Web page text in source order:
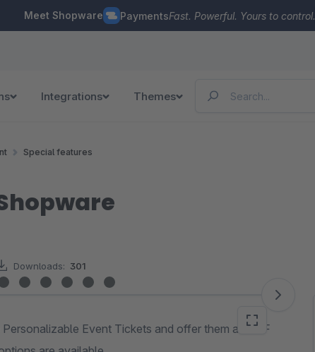
Meet Shopware PaymentsFast. Powerful. Yours to control.
Integrations Themes
Special features
Downloads: 301
Event Tickets and offer them as PDF